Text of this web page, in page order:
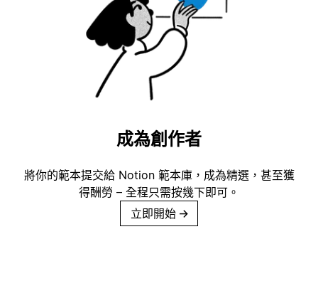
成為創作者
將你的範本提交給 Notion 範本庫，成為精選，甚至獲
得酬勞 – 全程只需按幾下即可。
立即開始 →